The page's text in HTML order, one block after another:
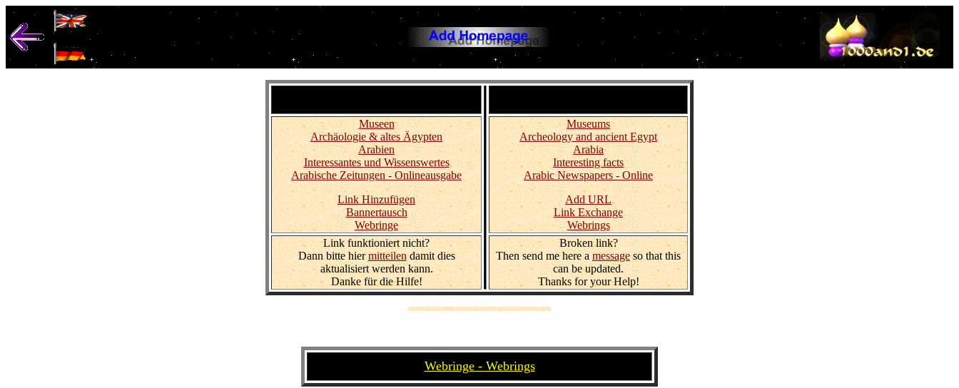
Museen
Archäologie & altes Ägypten
Arabien
Interessantes und Wissenswertes
Arabische Zeitungen - Onlineausgabe
Link Hinzufügen
Bannertausch
Webringe
Museums
Archeology and ancient Egypt
Arabia
Interesting facts
Arabic Newspapers - Online
Add URL
Link Exchange
Webrings
Link funktioniert nicht?
Dann bitte hiermitteilen damit dies
aktualisiert werden kann.
Danke für die Hilfe!
Broken link?
Then send me here amessageso that this
can be updated.
Thanks for your Help!
Webringe - Webrings